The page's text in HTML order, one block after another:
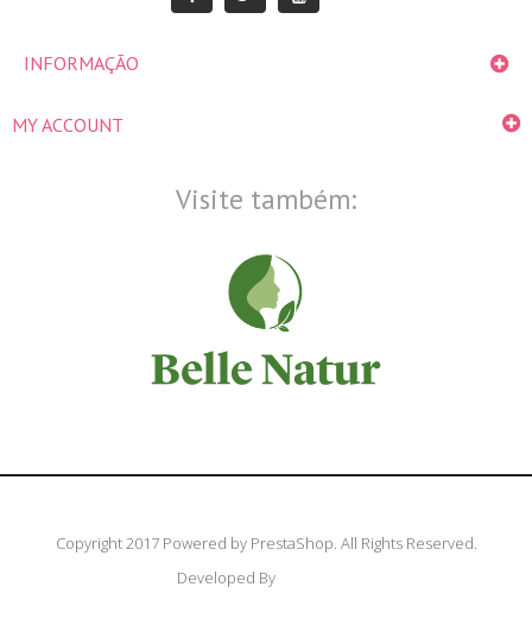
INFORMAÇÃO
MY ACCOUNT
Visite também:
Copyright 2017 Powered by PrestaShop. All Rights Reserved.
Developed By